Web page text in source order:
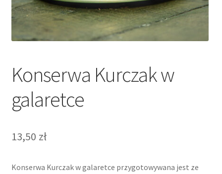
Konserwa Kurczak w
galaretce
13,50 zł
Konserwa Kurczak w galaretce przygotowywana jest ze